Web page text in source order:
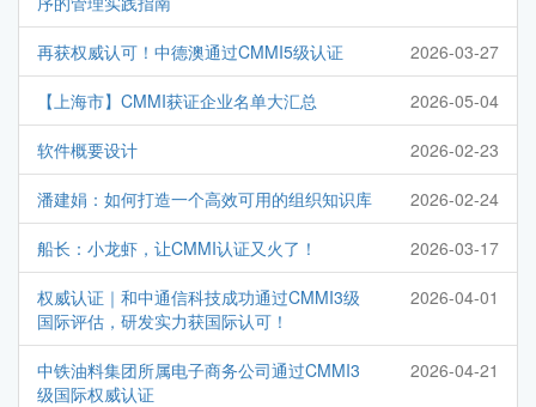
再获权威认可！中德澳通过CMMI5级认证 2026-03-27
【上海市】CMMI获证企业名单大汇总 2026-05-04
软件概要设计 2026-02-23
潘建娟：如何打造一个高效可用的组织知识库 2026-02-24
船长：小龙虾，让CMMI认证又火了！ 2026-03-17
权威认证｜和中通信科技成功通过CMMI3级
国际评估，研发实力获国际认可！
2026-04-01
中铁油料集团所属电子商务公司通过CMMI3
级国际权威认证
2026-04-21